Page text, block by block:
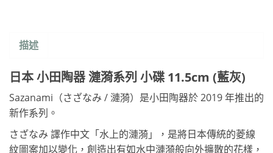
描述
日本 小田陶器 漣漪系列 小碟 11.5cm (藍灰)
Sazanami（さざなみ / 漣漪）是小田陶器於 2019 年推出的
新作系列。
さざなみ 譯作中文「水上的漣漪」，是將日本傳統的菱線
紋圖案加以變化，創造出有如水中漣漪般向外擴散的花樣，